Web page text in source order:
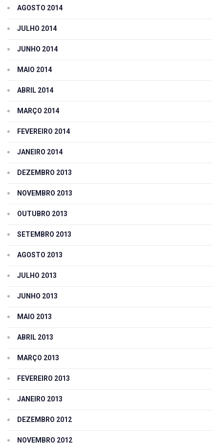
AGOSTO 2014
JULHO 2014
JUNHO 2014
MAIO 2014
ABRIL 2014
MARÇO 2014
FEVEREIRO 2014
JANEIRO 2014
DEZEMBRO 2013
NOVEMBRO 2013
OUTUBRO 2013
SETEMBRO 2013
AGOSTO 2013
JULHO 2013
JUNHO 2013
MAIO 2013
ABRIL 2013
MARÇO 2013
FEVEREIRO 2013
JANEIRO 2013
DEZEMBRO 2012
NOVEMBRO 2012